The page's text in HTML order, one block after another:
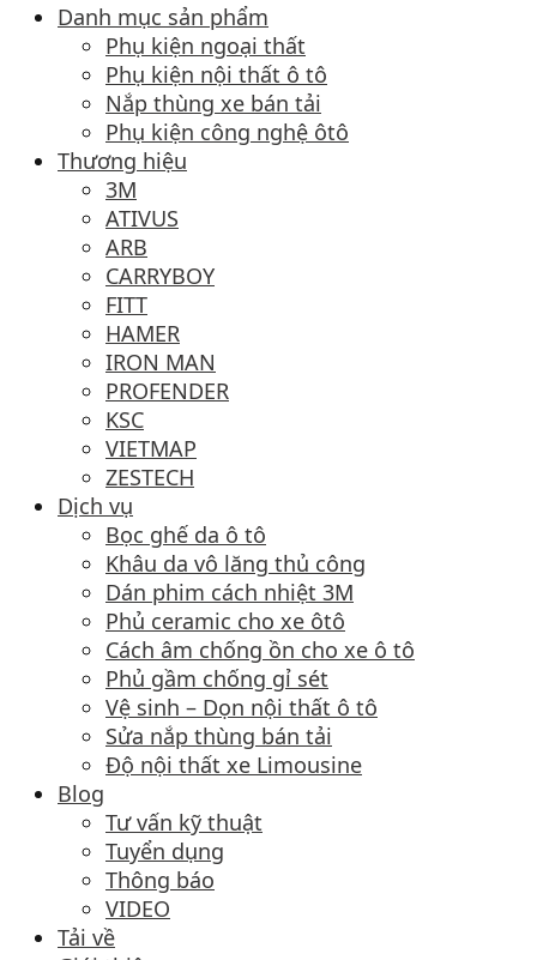
Danh mục sản phẩm
Phụ kiện ngoại thất
Phụ kiện nội thất ô tô
Nắp thùng xe bán tải
Phụ kiện công nghệ ôtô
Thương hiệu
3M
ATIVUS
ARB
CARRYBOY
FITT
HAMER
IRON MAN
PROFENDER
KSC
VIETMAP
ZESTECH
Dịch vụ
Bọc ghế da ô tô
Khâu da vô lăng thủ công
Dán phim cách nhiệt 3M
Phủ ceramic cho xe ôtô
Cách âm chống ồn cho xe ô tô
Phủ gầm chống gỉ sét
Vệ sinh – Dọn nội thất ô tô
Sửa nắp thùng bán tải
Độ nội thất xe Limousine
Blog
Tư vấn kỹ thuật
Tuyển dụng
Thông báo
VIDEO
Tải về